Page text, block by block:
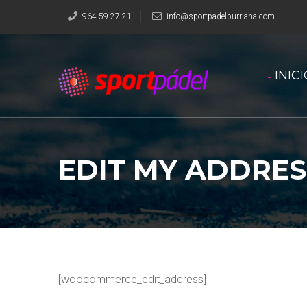
964 59 27 21 info@sportpadelburriana.com
EDIT MY
[woocommerce_edit_address]